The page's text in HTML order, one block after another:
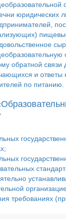
юридических
обратной связи
и ответы
по питанию.
требованиях